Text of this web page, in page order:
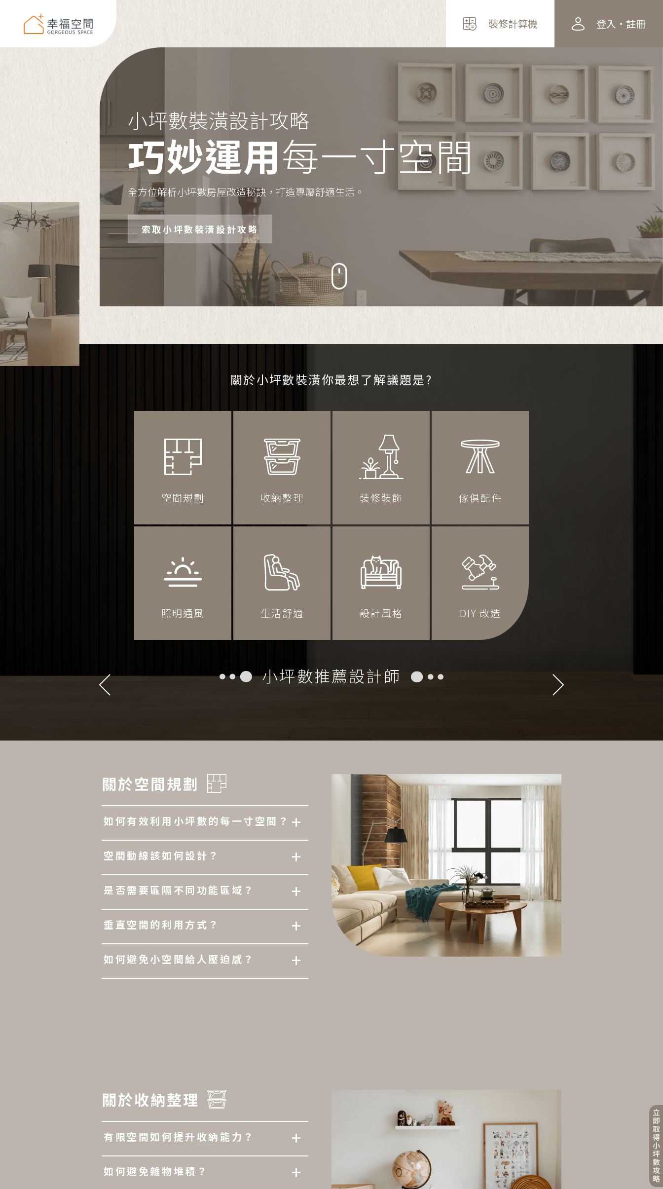
裝修計算機 登入・註冊
小坪數裝潢設計攻略
巧妙運用每一寸空間
全方位解析小坪數房屋改造秘訣， 打造專屬舒適生活。
索取小坪數裝潢設計攻略
關於小坪數裝潢你最想了解議題是?
空間規劃 收納整理 裝修裝飾 傢俱配件
照明通風 生活舒適 設計風格 DIY 改造
小坪數推薦設計師
關於空間規劃
如何有效利用小坪數的每一寸空間？ +
空間動線該如何設計？ +
是否需要區隔不同功能區域？ +
垂直空間的利用方式？ +
如何避免小空間給人壓迫感？ +
關於收納整理
有限空間如何提升收納能力？ +
如何避免雜物堆積？ +